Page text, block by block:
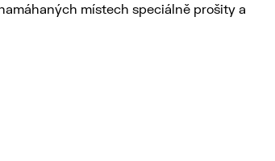
místech speciálně prošity a